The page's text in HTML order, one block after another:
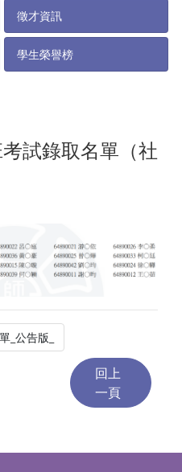
徵才資訊
學生榮譽榜
試錄取名單（社
_公告版_